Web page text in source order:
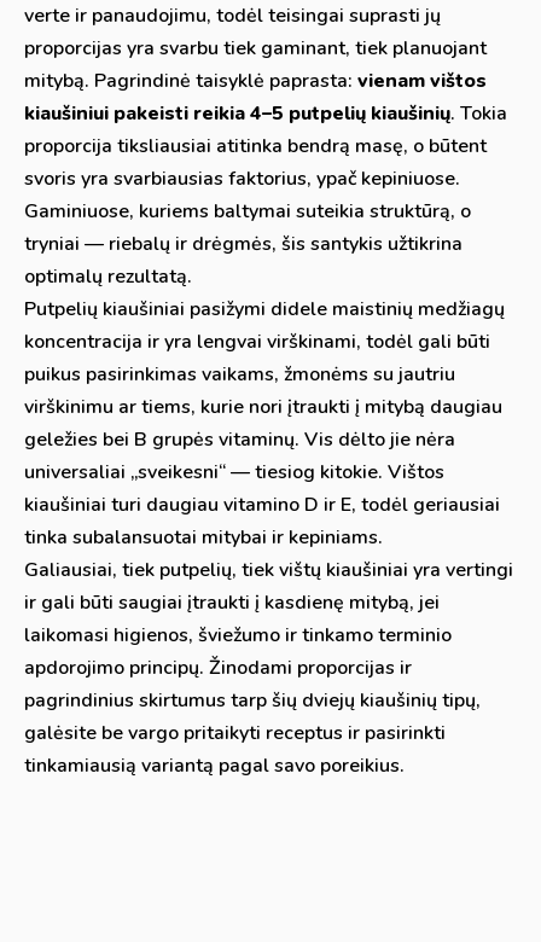
verte ir panaudojimu, todėl teisingai suprasti jų
proporcijas yra svarbu tiek gaminant, tiek planuojant
mitybą. Pagrindinė taisyklė paprasta: vienam vištos
kiaušiniui pakeisti reikia 4–5 putpelių kiaušinių. Tokia
proporcija tiksliausiai atitinka bendrą masę, o būtent
svoris yra svarbiausias faktorius, ypač kepiniuose.
Gaminiuose, kuriems baltymai suteikia struktūrą, o
tryniai — riebalų ir drėgmės, šis santykis užtikrina
optimalų rezultatą.
Putpelių kiaušiniai pasižymi didele maistinių medžiagų
koncentracija ir yra lengvai virškinami, todėl gali būti
puikus pasirinkimas vaikams, žmonėms su jautriu
virškinimu ar tiems, kurie nori įtraukti į mitybą daugiau
geležies bei B grupės vitaminų. Vis dėlto jie nėra
universaliai „sveikesni“ — tiesiog kitokie. Vištos
kiaušiniai turi daugiau vitamino D ir E, todėl geriausiai
tinka subalansuotai mitybai ir kepiniams.
Galiausiai, tiek putpelių, tiek vištų kiaušiniai yra vertingi
ir gali būti saugiai įtraukti į kasdienę mitybą, jei
laikomasi higienos, šviežumo ir tinkamo terminio
apdorojimo principų. Žinodami proporcijas ir
pagrindinius skirtumus tarp šių dviejų kiaušinių tipų,
galėsite be vargo pritaikyti receptus ir pasirinkti
tinkamiausią variantą pagal savo poreikius.